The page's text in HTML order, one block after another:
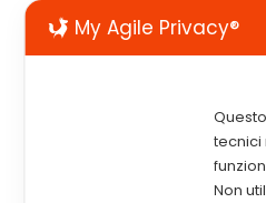
My Agile Privacy®
tecnici
Non